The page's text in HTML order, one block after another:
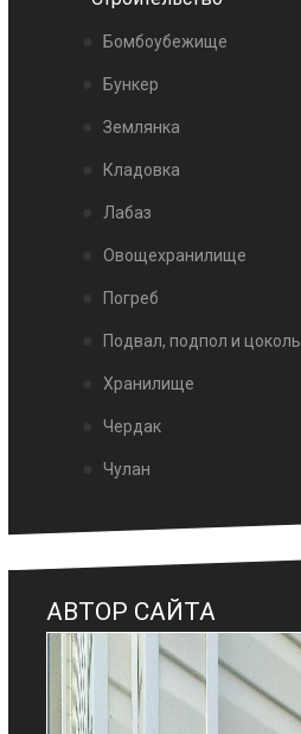
Бомбоубежище
Бункер
Землянка
Кладовка
Лабаз
Овощехранилище
Погреб
Подвал, подпол и цоколь
Хранилище
Чердак
Чулан
АВТОР САЙТА